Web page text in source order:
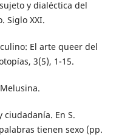
y dialéctica del
Siglo XXI.
El arte queer del
3(5), 1-15.
ciudadanía. En S.
tienen sexo (pp.